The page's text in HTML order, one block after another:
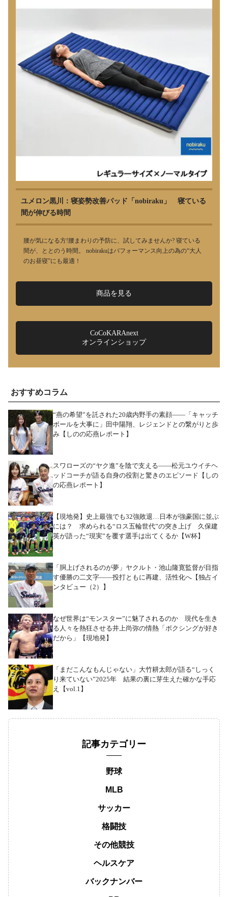
ユメロン黒川：寝姿勢改善パッド「nobiraku」 寝ている
間が伸びる時間
腰が気になる方!腰まわりの予防に、試してみませんか? 寝ている
間が、ととのう時間。 nobirakuはパフォーマンス向上の為の“大人
のお昼寝”にも最適！
商品を見る
CoCoKARAnext
オンラインショップ
おすすめコラム
“燕の希望”を託された20歳内野手の素顔――「キャッチ
ボールを大事に」田中陽翔、レジェンドとの繋がりと歩
み【しのの応燕レポート】
スワローズの“ヤク進”を陰で支える――松元ユウイチヘ
ッドコーチが語る自身の役割と驚きのエピソード【しの
の応燕レポート】
【現地発】史上最強でも32強敗退…日本が強豪国に並ぶ
には？ 求められる“ロス五輪世代”の突き上げ 久保建
英が語った“現実”を覆す選手は出てくるか【W杯】
「胴上げされるのが夢」ヤクルト・池山隆寛監督が目指
す優勝の二文字――投打ともに再建、活性化へ【独占イ
ンタビュー（2）】
なぜ世界は“モンスター”に魅了されるのか 現代を生き
る人々を熱狂させる井上尚弥の情熱「ボクシングが好き
だから」【現地発】
「まだこんなもんじゃない」大竹耕太郎が語る“しっく
り来ていない”2025年 結果の裏に芽生えた確かな手応
え【vol.1】
記事カテゴリー
野球
MLB
サッカー
格闘技
その他競技
ヘルスケア
バックナンバー